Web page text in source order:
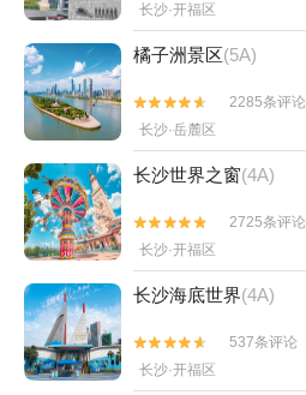
长沙·开福区
橘子洲景区(5A)


2285条评论
长沙·岳麓区
长沙世界之窗(4A)


2725条评论
长沙·开福区
长沙海底世界(4A)


537条评论
长沙·开福区